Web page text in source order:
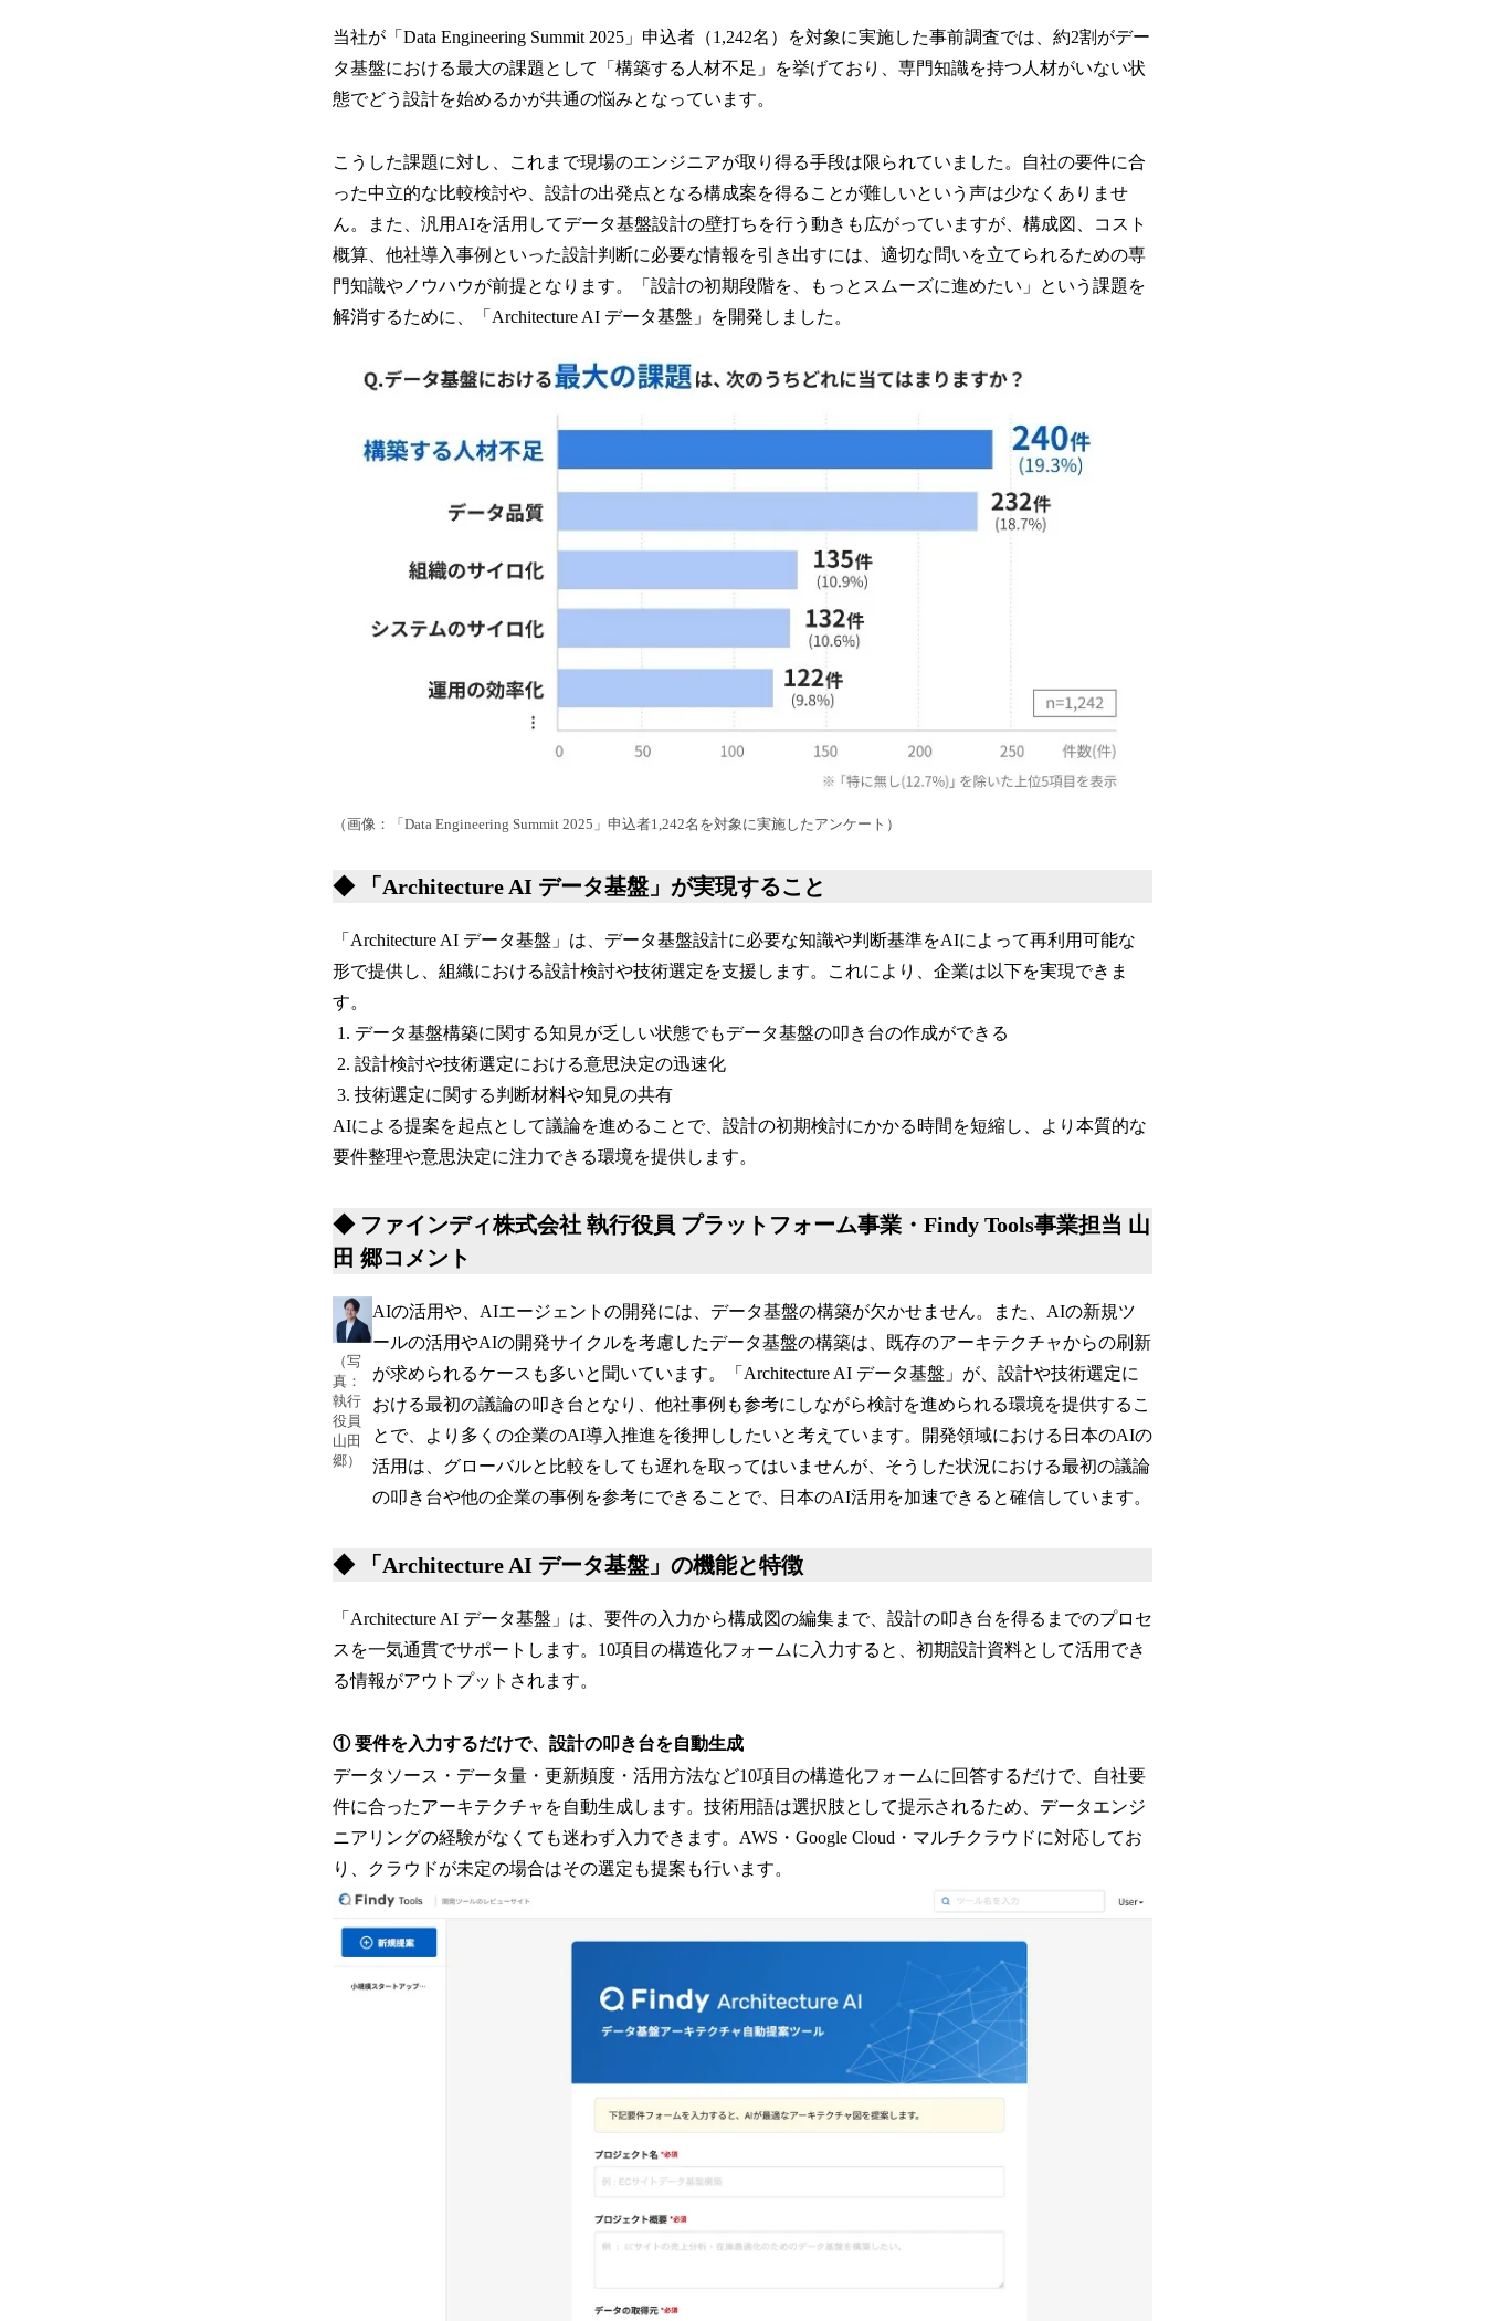
当社が「Data Engineering Summit 2025」申込者（1,242名）を対象に実施した事前調査では、約2割がデー
タ基盤における最大の課題として「構築する人材不足」を挙げており、専門知識を持つ人材がいない状
態でどう設計を始めるかが共通の悩みとなっています。
こうした課題に対し、これまで現場のエンジニアが取り得る手段は限られていました。自社の要件に合
った中立的な比較検討や、設計の出発点となる構成案を得ることが難しいという声は少なくありませ
ん。また、汎用AIを活用してデータ基盤設計の壁打ちを行う動きも広がっていますが、構成図、コスト
概算、他社導入事例といった設計判断に必要な情報を引き出すには、適切な問いを立てられるための専
門知識やノウハウが前提となります。「設計の初期段階を、もっとスムーズに進めたい」という課題を
解消するために、「Architecture AI データ基盤」を開発しました。
（画像：「Data Engineering Summit 2025」申込者1,242名を対象に実施したアンケート）
◆ 「Architecture AI データ基盤」が実現すること
「Architecture AI データ基盤」は、データ基盤設計に必要な知識や判断基準をAIによって再利用可能な
形で提供し、組織における設計検討や技術選定を支援します。これにより、企業は以下を実現できま
す。
データ基盤構築に関する知見が乏しい状態でもデータ基盤の叩き台の作成ができる
設計検討や技術選定における意思決定の迅速化
技術選定に関する判断材料や知見の共有
AIによる提案を起点として議論を進めることで、設計の初期検討にかかる時間を短縮し、より本質的な
要件整理や意思決定に注力できる環境を提供します。
◆ ファインディ株式会社 執行役員 プラットフォーム事業・Findy Tools事業担当 山
田 郷コメント
（写
真：
執行
役員
山田
郷）
AIの活用や、AIエージェントの開発には、データ基盤の構築が欠かせません。また、AIの新規ツ
ールの活用やAIの開発サイクルを考慮したデータ基盤の構築は、既存のアーキテクチャからの刷新
が求められるケースも多いと聞いています。「Architecture AI データ基盤」が、設計や技術選定に
おける最初の議論の叩き台となり、他社事例も参考にしながら検討を進められる環境を提供するこ
とで、より多くの企業のAI導入推進を後押ししたいと考えています。開発領域における日本のAIの
活用は、グローバルと比較をしても遅れを取ってはいませんが、そうした状況における最初の議論
の叩き台や他の企業の事例を参考にできることで、日本のAI活用を加速できると確信しています。
◆ 「Architecture AI データ基盤」の機能と特徴
「Architecture AI データ基盤」は、要件の入力から構成図の編集まで、設計の叩き台を得るまでのプロセ
スを一気通貫でサポートします。10項目の構造化フォームに入力すると、初期設計資料として活用でき
る情報がアウトプットされます。
① 要件を入力するだけで、設計の叩き台を自動生成
データソース・データ量・更新頻度・活用方法など10項目の構造化フォームに回答するだけで、自社要
件に合ったアーキテクチャを自動生成します。技術用語は選択肢として提示されるため、データエンジ
ニアリングの経験がなくても迷わず入力できます。AWS・Google Cloud・マルチクラウドに対応してお
り、クラウドが未定の場合はその選定も提案も行います。